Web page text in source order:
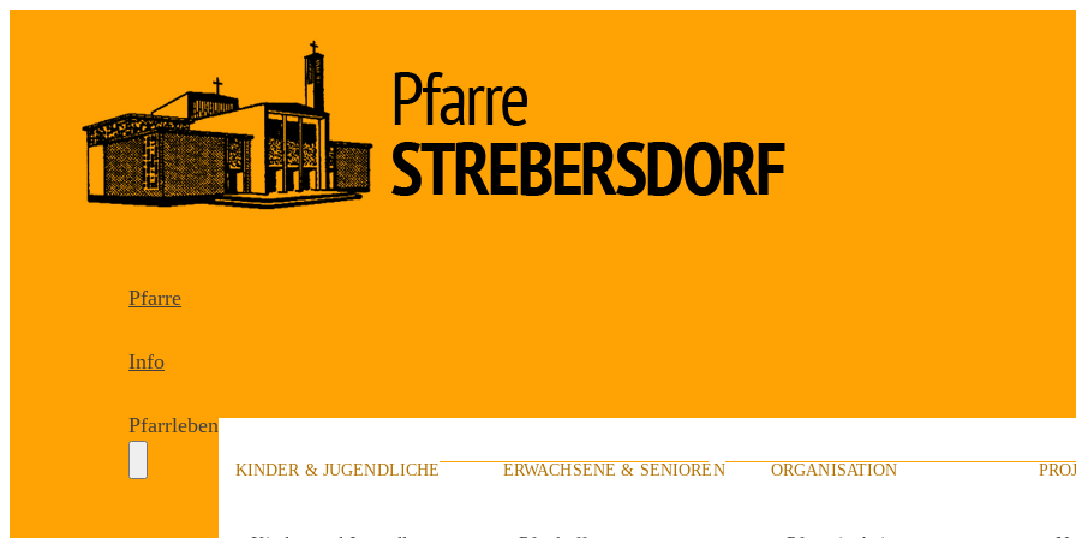
Pfarre
Info
Pfarrleben
KINDER & JUGENDLICHE ERWACHSENE & SENIOREN ORGANISATION